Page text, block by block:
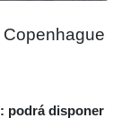
podrá disponer